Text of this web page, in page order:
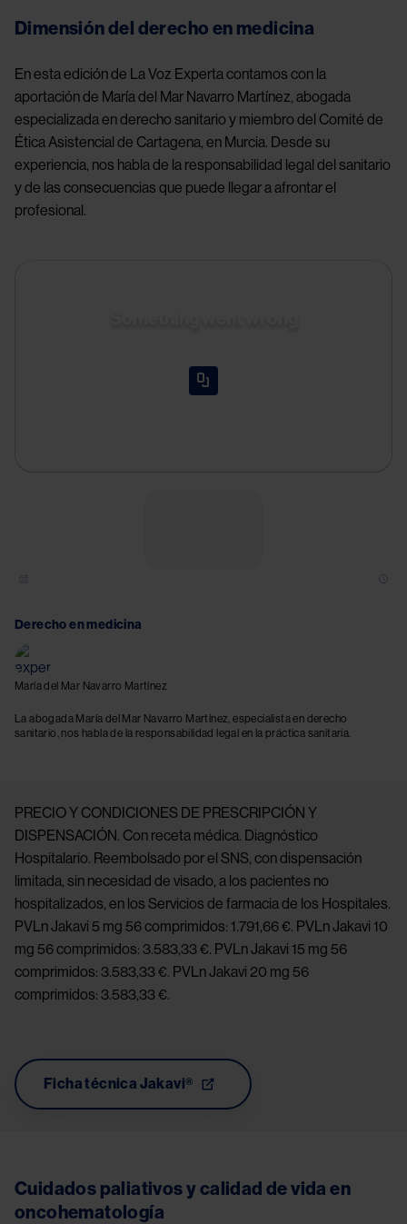
Dimensión del derecho en medicina
En esta edición de La Voz Experta contamos con la
aportación de María del Mar Navarro Martínez, abogada
especializada en derecho sanitario y miembro del Comité de
Ética Asistencial de Cartagena, en Murcia. Desde su
experiencia, nos habla de la responsabilidad legal del sanitario
y de las consecuencias que puede llegar a afrontar el
profesional.
Derecho en medicina
María del Mar Navarro Martínez
La abogada María del Mar Navarro Martínez, especialista en derecho
sanitario, nos habla de la responsabilidad legal en la práctica sanitaria.
PRECIO Y CONDICIONES DE PRESCRIPCIÓN Y
DISPENSACIÓN. Con receta médica. Diagnóstico
Hospitalario. Reembolsado por el SNS, con dispensación
limitada, sin necesidad de visado, a los pacientes no
hospitalizados, en los Servicios de farmacia de los Hospitales.
PVLn Jakavi 5 mg 56 comprimidos: 1.791,66 €. PVLn Jakavi 10
mg 56 comprimidos: 3.583,33 €. PVLn Jakavi 15 mg 56
comprimidos: 3.583,33 €. PVLn Jakavi 20 mg 56
comprimidos: 3.583,33 €.
Ficha técnica Jakavi®
Cuidados paliativos y calidad de vida en
oncohematología